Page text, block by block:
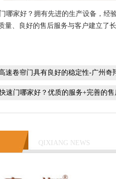
哪家好？ 拥有先进的生产设备，经
量、良好的售后服务与客户建立了
速卷帘门具有良好的稳定性-广州奇
速门哪家好？优质的服务+完善的售
QIXIANG NEWS